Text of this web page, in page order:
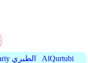
AtTabariy الطبري
AlQurtubi